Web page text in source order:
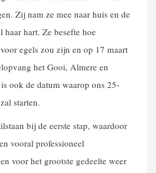
Zij nam ze mee naar huis en de
haar hart. Ze besefte hoe
egels zou zijn en op 17 maart
het Gooi, Almere en
ook de datum waarop ons 25-
starten.
bij de eerste stap, waardoor
vooral professioneel
voor het grootste gedeelte weer